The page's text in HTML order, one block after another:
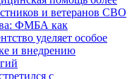
и ветеранов СВО
ФМБА как
уделяет особое
и внедрению
с